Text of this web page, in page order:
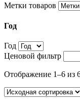
Метки товаров
Год
Год
Ценовой фильтр
Отображение 1–6 из